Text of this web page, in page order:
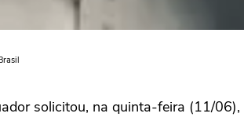
solicitou, na quinta-feira (11/